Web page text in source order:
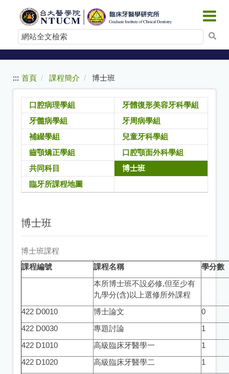
要
索
::: 首頁 課程簡介 博士班
口腔病理學組
牙體復形美容牙科學組
牙髓病學組
牙周病學組
補綴學組
兒童牙科學組
齒顎矯正學組
口腔顎面外科學組
共同科目
博士班
臨牙所課程地圖
博士班
博士班課程
課程編號
課程名稱
學分數
本所博士班不設必修,但至少有
九學分(含)以上選修所外課程
422 D0010
博士論文
0
422 D0030
專題討論
1
422 D1010
高級臨床牙醫學一
1
422 D1020
高級臨床牙醫學二
1